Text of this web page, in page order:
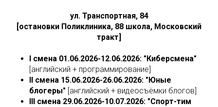
ул. Транспортная, 84
[остановки Поликлиника, 88 школа, Московский
тракт]
I смена 01.06.2026-12.06.2026: "Киберсмена"
[английский + программирование]
II смена 15.06.2026-26.06.2026: "Юные
блогеры" [английский + видеосъёмки блогов]
III смена 29.06.2026-10.07.2026: "Спорт-тим